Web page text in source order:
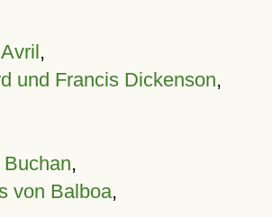
,
und Francis Dickenson,
,
von Balboa,